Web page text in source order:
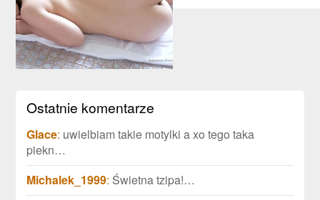
Ostatnie komentarze
Glace: uwielbiam takie motylki a xo tego taka
piekn…
Michalek_1999: Świetna tzipa!…